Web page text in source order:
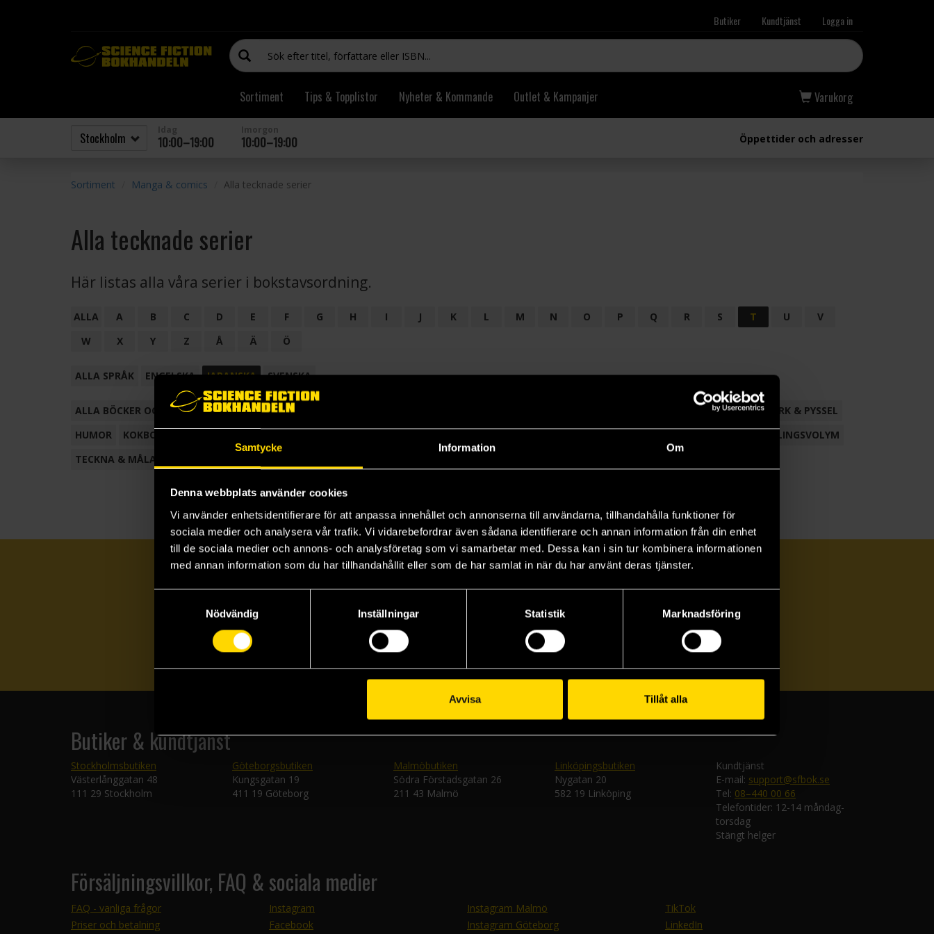
Samtycke Information Om
Denna webbplats använder cookies
Vi använder enhetsidentifierare för att anpassa innehållet och annonserna till användarna, tillhandahålla funktioner för
sociala medier och analysera vår trafik. Vi vidarebefordrar även sådana identifierare och annan information från din enhet
till de sociala medier och annons- och analysföretag som vi samarbetar med. Dessa kan i sin tur kombinera informationen
med annan information som du har tillhandahållit eller som de har samlat in när du har använt deras tjänster.
Nödvändig
Inställningar Statistik Marknadsföring
Avvisa Tillåt alla
Butiker Kundtjänst Logga in
Sortiment Tips & Topplistor Nyheter & Kommande Outlet & Kampanjer Varukorg
10:00–19:00 10:00–19:00 Öppettider och adresser
Sortiment Manga & comics Alla tecknade serier
Alla tecknade serier
Här listas alla våra serier i bokstavsordning.
ALLA A B C D E F G H I J K L M N O P Q R S T U
V
W
X Y Z Å Ä Ö
ALLA SPRÅK ENGELSKA JAPANSKA SVENSKA
ALLA BÖCKER OCH TECKNADE SERIER ANTOLOGI FACKLITTERATUR
HANTVERK & PYSSEL
HUMOR
KOKBOK
SAMLINGSVOLYM
TECKNA & MÅLA
Prenumerera på vårt nyhetsbrev
Butiker & kundtjänst
Stockholmsbutiken
Västerlånggatan 48
111 29 Stockholm
Göteborgsbutiken
Kungsgatan 19
411 19 Göteborg
Malmöbutiken
Södra Förstadsgatan 26
211 43 Malmö
Linköpingsbutiken
Nygatan 20
582 19 Linköping
Kundtjänst
E-mail: support@sfbok.se
Tel: 08–440 00 66
Telefontider: 12-14 måndag-
torsdag
Stängt helger
Försäljningsvillkor, FAQ & sociala medier
FAQ - vanliga frågor
Priser och betalning
Instagram
Facebook
Instagram Malmö
Instagram Göteborg
TikTok
LinkedIn